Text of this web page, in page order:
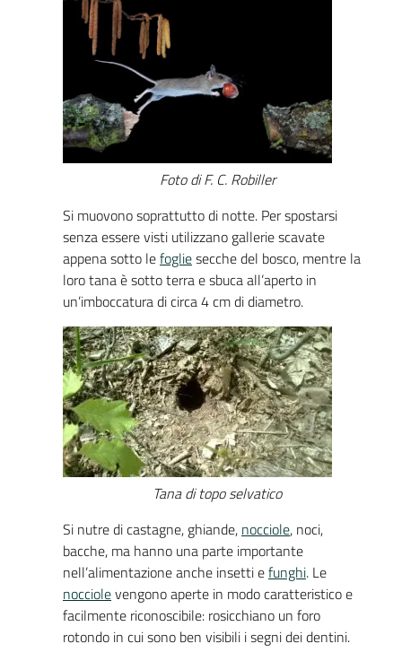
Foto di F. C. Robiller
Si muovono soprattutto di notte. Per spostarsi
senza essere visti utilizzano gallerie scavate
appena sotto lefogliesecche del bosco, mentre la
loro tana è sotto terra e sbuca all’aperto in
un’imboccatura di circa 4 cm di diametro.
Tana di topo selvatico
Si nutre di castagne, ghiande, nocciole, noci,
bacche, ma hanno una parte importante
nell’alimentazione anche insetti efunghi. Le
nocciolevengono aperte in modo caratteristico e
facilmente riconoscibile: rosicchiano un foro
rotondo in cui sono ben visibili i segni dei dentini.